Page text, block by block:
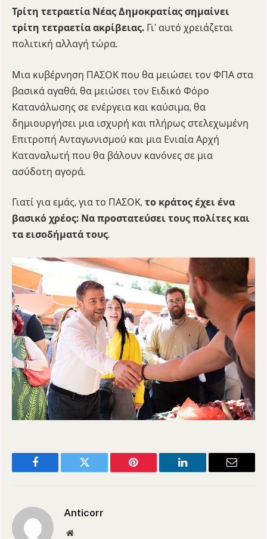
Τρίτη τετραετία Νέας Δημοκρατίας σημαίνει
τρίτη τετραετία ακρίβειας. Γι’ αυτό χρειάζεται
πολιτική αλλαγή τώρα.
Μια κυβέρνηση ΠΑΣΟΚ που θα μειώσει τον ΦΠΑ στα
βασικά αγαθά, θα μειώσει τον Ειδικό Φόρο
Κατανάλωσης σε ενέργεια και καύσιμα, θα
δημιουργήσει μια ισχυρή και πλήρως στελεχωμένη
Επιτροπή Ανταγωνισμού και μια Ενιαία Αρχή
Καταναλωτή που θα βάλουν κανόνες σε μια
ασύδοτη αγορά.
Γιατί για εμάς, για το ΠΑΣΟΚ, το κράτος έχει ένα
βασικό χρέος: Να προστατεύσει τους πολίτες και
τα εισοδήματά τους.
Facebook Twitter Pinterest LinkedIn Email
Anticorr
Website